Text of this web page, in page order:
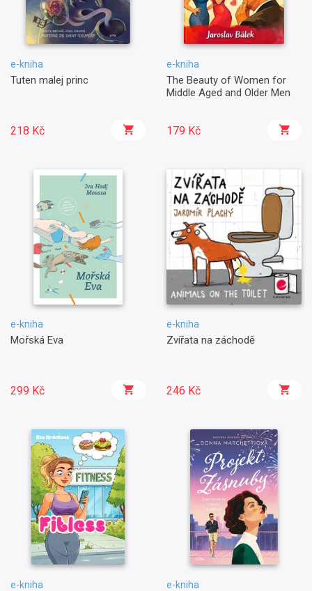
e-kniha
Tuten malej princ
218 Kč
e-kniha
The Beauty of Women for
Middle Aged and Older Men
179 Kč
e-kniha
Mořská Eva
299 Kč
e-kniha
Zvířata na záchodě
246 Kč
e-kniha e-kniha